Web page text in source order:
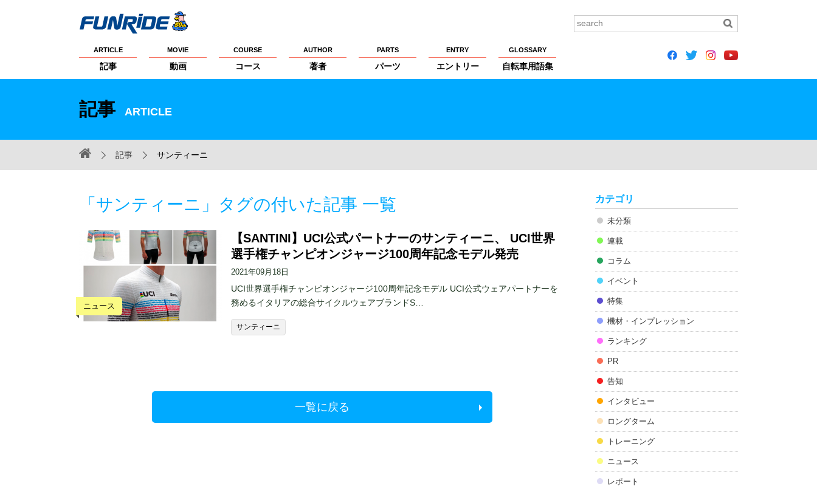
ARTICLE
記事
MOVIE
動画
COURSE
コース
AUTHOR
著者
PARTS
パーツ
ENTRY
エントリー
GLOSSARY
自転車用語集
記事 ARTICLE
記事 サンティーニ
「サンティーニ」タグの付いた記事 一覧
ニュース
【SANTINI】UCI公式パートナーのサンティーニ、 UCI世界
選手権チャンピオンジャージ100周年記念モデル発売
2021年09月18日
UCI世界選手権チャンピオンジャージ100周年記念モデル UCI公式ウェアパートナーを
務めるイタリアの総合サイクルウェアブランドS…
サンティーニ
一覧に戻る
カテゴリ
未分類
連載
コラム
イベント
特集
機材・インプレッション
ランキング
PR
告知
インタビュー
ロングターム
トレーニング
ニュース
レポート